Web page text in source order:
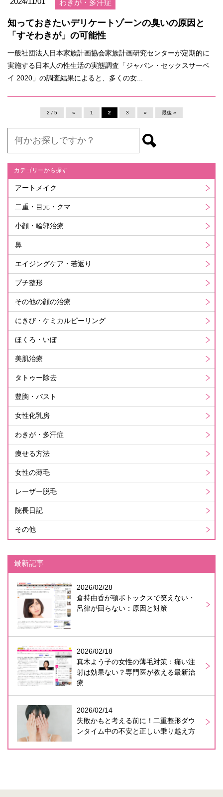
わきが・多汗症
知っておきたいデリケートゾーンの臭いの原因と
「すそわきが」の可能性
一般社団法人日本家族計画協会家族計画研究センターが定期的に
実施する日本人の性生活の実態調査「ジャパン・セックスサーベ
イ 2020」の調査結果によると、多くの女...
2 / 5 « 1 2 3 » 最後 »
カテゴリーから探す
アートメイク
二重・目元・クマ
小顔・輪郭治療
鼻
エイジングケア・若返り
プチ整形
その他の顔の治療
にきび・ケミカルピーリング
ほくろ・いぼ
美肌治療
タトゥー除去
豊胸・バスト
女性化乳房
わきが・多汗症
痩せる方法
女性の薄毛
レーザー脱毛
院長日記
その他
最新記事
2026/02/28
倉持由香が顎ボトックスで笑えない・
呂律が回らない：原因と対策
2026/02/18
真木よう子の女性の薄毛対策：痛い注
射は効果ない？専門医が教える最新治
療
2026/02/14
失敗かもと考える前に！二重整形ダウ
ンタイム中の不安と正しい乗り越え方